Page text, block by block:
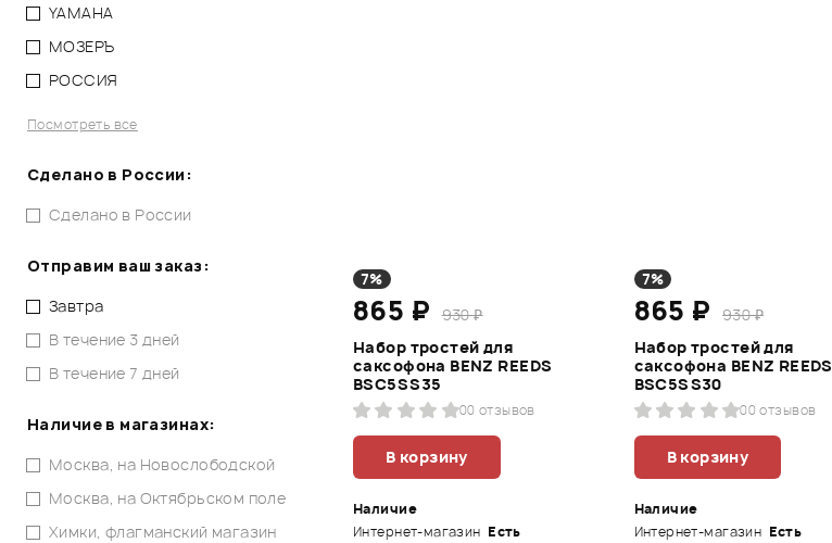
YAMAHA
МОЗЕРЪ
РОССИЯ
Посмотреть все
Сделано в России:
Сделано в России
Отправим ваш заказ:
Завтра
В течение 3 дней
В течение 7 дней
Наличие в магазинах:
Москва, на Новослободской
Москва, на Октябрьском поле
Химки, флагманский магазин
7%
865 ₽
930 ₽
Набор тростей для
саксофона BENZ REEDS
BSC5SS35
00 отзывов
В корзину
Наличие
Интернет-магазин Есть
7%
865 ₽
930 ₽
Набор тростей для
саксофона BENZ REEDS
BSC5SS30
00 отзывов
В корзину
Наличие
Интернет-магазин Есть